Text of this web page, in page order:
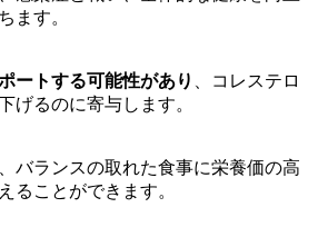
ます。
ートする可能性があり
、コレステロ
げるのに寄与します。
、バランスの取れた食事に栄養価の高
ることができます。